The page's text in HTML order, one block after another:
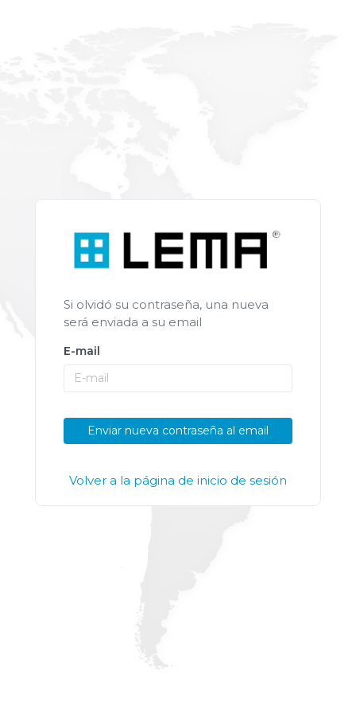
Si olvidó su contraseña, una nueva
será enviada a su email
E-mail
Enviar nueva contraseña al email
Volver a la página de inicio de sesión